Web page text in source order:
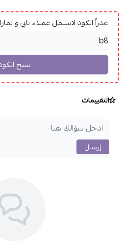
عذراً الكود لايشمل عملاء تابي و تمارا
التقييمات
إرسال